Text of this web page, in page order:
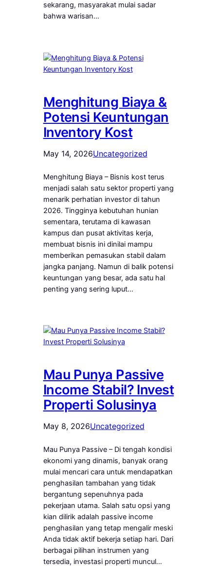
sekarang, masyarakat mulai sadar
bahwa warisan…
Menghitung Biaya &
Potensi Keuntungan
Inventory Kost
May 14, 2026Uncategorized
Menghitung Biaya – Bisnis kost terus
menjadi salah satu sektor properti yang
menarik perhatian investor di tahun
2026. Tingginya kebutuhan hunian
sementara, terutama di kawasan
kampus dan pusat aktivitas kerja,
membuat bisnis ini dinilai mampu
memberikan pemasukan stabil dalam
jangka panjang. Namun di balik potensi
keuntungan yang besar, ada satu hal
penting yang sering luput…
Mau Punya Passive
Income Stabil? Invest
Properti Solusinya
May 8, 2026Uncategorized
Mau Punya Passive – Di tengah kondisi
ekonomi yang dinamis, banyak orang
mulai mencari cara untuk mendapatkan
penghasilan tambahan yang tidak
bergantung sepenuhnya pada
pekerjaan utama. Salah satu opsi yang
kian dilirik adalah passive income
penghasilan yang tetap mengalir meski
Anda tidak aktif bekerja setiap hari. Dari
berbagai pilihan instrumen yang
tersedia, investasi properti muncul…